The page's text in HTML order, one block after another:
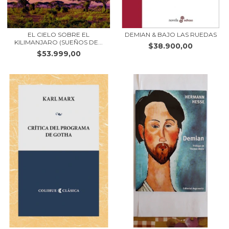
EL CIELO SOBRE EL
KILIMANJARO (SUEÑOS DE...
$53.999,00
DEMIAN & BAJO LAS RUEDAS
$38.900,00